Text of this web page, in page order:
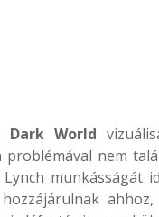
Dark World
problémával nem
Lynch munkásságát